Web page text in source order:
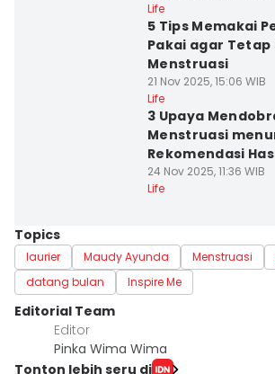
Life
5 Tips Memakai
Pakai agar
Menstruasi
21 Nov 2025, 15:06 WIB
Life
3 Upaya
Menstruasi
Rekomendasi
24 Nov 2025, 11:36 WIB
Life
Topics
laurier Maudy Ayunda Menstruasi
datang bulan
Inspire Me
Editorial Team
Editor
Pinka Wima Wima
Tonton lebih seru di